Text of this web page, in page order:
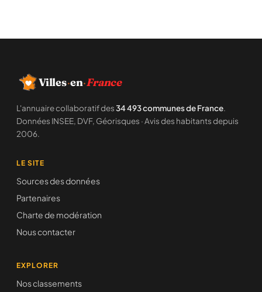
Villes·en·France
L'annuaire collaboratif des34 493 communes de France.
Données INSEE, DVF, Géorisques · Avis des habitants depuis
2006.
LE SITE
Sources des données
Partenaires
Charte de modération
Nous contacter
EXPLORER
Nos classements